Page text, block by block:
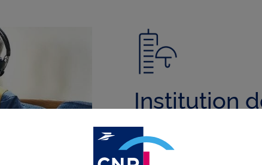
Institution
Proche du secteur
développement de la